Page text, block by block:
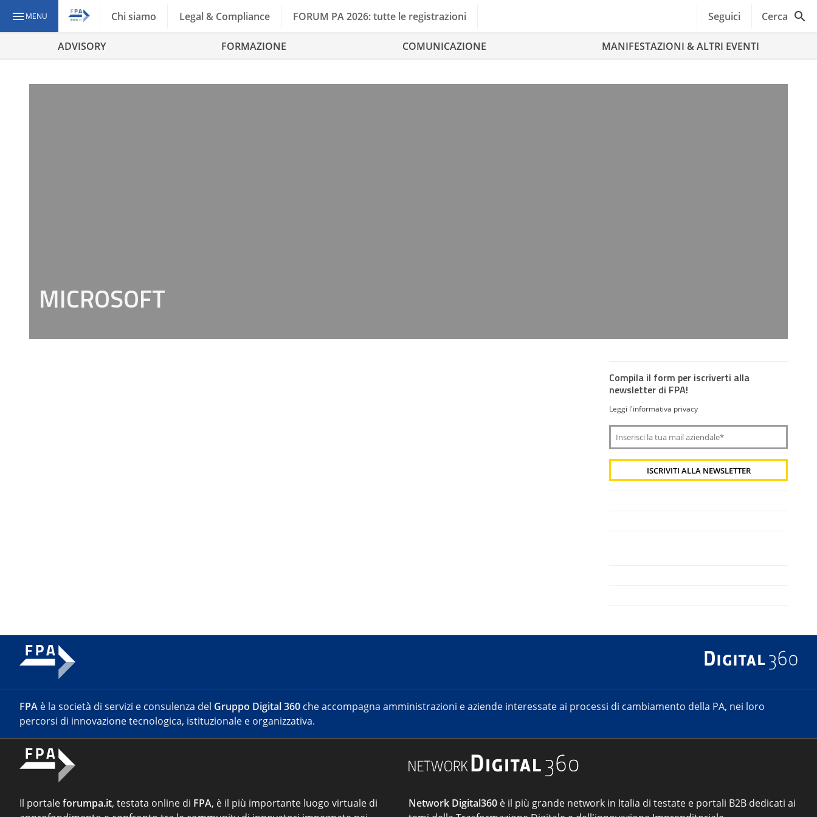
MENU Chi siamo Legal & Compliance FORUM PA 2026: tutte le registrazioni Seguici Cerca
ADVISORY FORMAZIONE COMUNICAZIONE MANIFESTAZIONI & ALTRI EVENTI
MICROSOFT
Compila il form per iscriverti alla
newsletter di FPA!
Leggi l'informativa privacy
FPA è la società di servizi e consulenza del Gruppo Digital 360 che accompagna amministrazioni e aziende interessate ai processi di cambiamento della PA, nei loro
percorsi di innovazione tecnologica, istituzionale e organizzativa.
Il portaleforumpa.it, testata online di FPA, è il più importante luogo virtuale di
Network Digital360 è il più grande network in Italia di testate e portali B2B dedicati ai